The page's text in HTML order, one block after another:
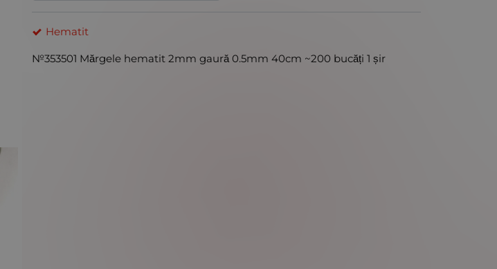
Hematit
№353501 Mărgele hematit 2mm gaură 0.5mm 40cm ~200 bucăți 1 șir